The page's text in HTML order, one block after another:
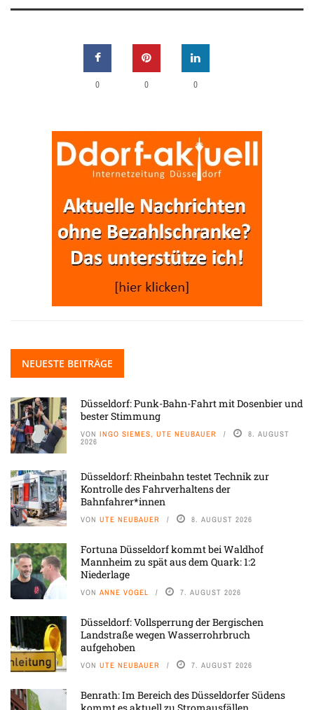
0 0 0
NEUESTE BEITRÄGE
Düsseldorf: Punk-Bahn-Fahrt mit Dosenbier und
bester Stimmung
VON INGO SIEMES, UTE NEUBAUER 8. AUGUST
2026
Düsseldorf: Rheinbahn testet Technik zur
Kontrolle des Fahrverhaltens der
Bahnfahrer*innen
VON UTE NEUBAUER 8. AUGUST 2026
Fortuna Düsseldorf kommt bei Waldhof
Mannheim zu spät aus dem Quark: 1:2
Niederlage
VON ANNE VOGEL 7. AUGUST 2026
Düsseldorf: Vollsperrung der Bergischen
Landstraße wegen Wasserrohrbruch
aufgehoben
VON UTE NEUBAUER 7. AUGUST 2026
Benrath: Im Bereich des Düsseldorfer Südens